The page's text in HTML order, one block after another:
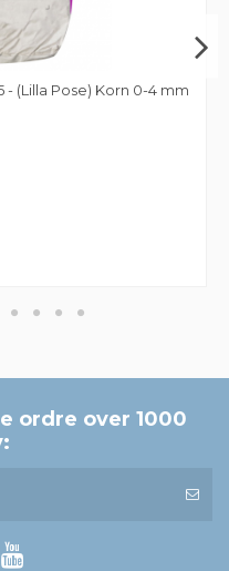
- (Lilla Pose) Korn 0-4 mm
ordre over 1000